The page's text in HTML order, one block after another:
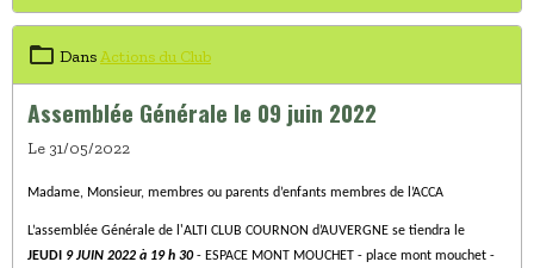
DansActions du Club
Assemblée Générale le 09 juin 2022
Le 31/05/2022
Madame, Monsieur, membres ou parents d’enfants membres de l’ACCA
L’assemblée Générale de l'ALTI CLUB COURNON d’AUVERGNE se tiendra le
JEUDI 9 JUIN 2022 à 19 h 30- ESPACE MONT MOUCHET - place mont mouchet -